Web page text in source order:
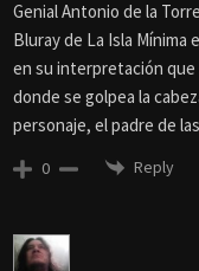
Genial Antonio de la
Bluray de La Isla
en su interpretación que
donde se golpea la
personaje, el padre de
0 Reply